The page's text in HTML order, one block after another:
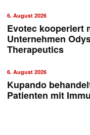
6. August 2026
Evotec kooperiert
Unternehmen
Therapeutics
6. August 2026
Kupando
Patienten mit